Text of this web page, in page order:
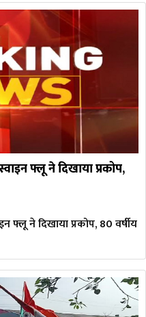
फ्लू ने दिखाया प्रकोप,
ने दिखाया प्रकोप, 80 वर्षीय